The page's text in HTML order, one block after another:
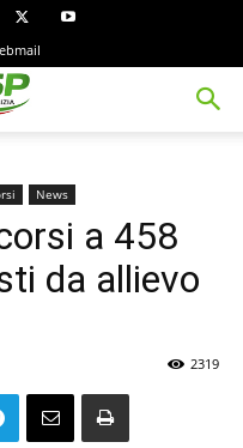
News
a 458
da allievo
2319